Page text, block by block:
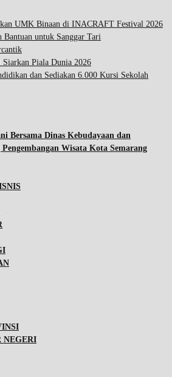
UMK Binaan di INACRAFT Festival 2026
Bantuan untuk Sanggar Tari
Piala Dunia 2026
dan Sediakan 6.000 Kursi Sekolah
Bersama Dinas Kebudayaan dan
Wisata Kota Semarang
NEGERI